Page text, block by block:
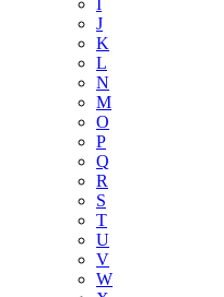
J
K
L
N
M
O
P
Q
R
S
T
U
V
W